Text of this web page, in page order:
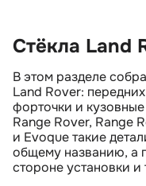
Стёкла Land
В этом разделе
Land Rover:
форточки и
Range Rover, Range
и Evoque такие
общему названию, а
стороне установки и